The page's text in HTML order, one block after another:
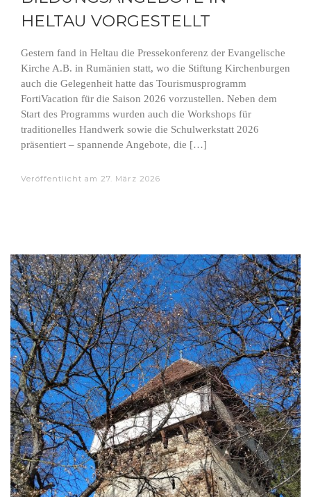
HELTAU VORGESTELLT
Gestern fand in Heltau die Pressekonferenz der Evangelische
Kirche A.B. in Rumänien statt, wo die Stiftung Kirchenburgen
auch die Gelegenheit hatte das Tourismusprogramm
FortiVacation für die Saison 2026 vorzustellen. Neben dem
Start des Programms wurden auch die Workshops für
traditionelles Handwerk sowie die Schulwerkstatt 2026
präsentiert – spannende Angebote, die […]
Veröffentlicht am 27. März 2026